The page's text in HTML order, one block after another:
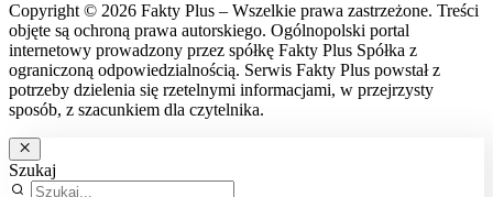
Copyright © 2026 Fakty Plus – Wszelkie prawa zastrzeżone. Treści
objęte są ochroną prawa autorskiego. Ogólnopolski portal
internetowy prowadzony przez spółkę Fakty Plus Spółka z
ograniczoną odpowiedzialnością. Serwis Fakty Plus powstał z
potrzeby dzielenia się rzetelnymi informacjami, w przejrzysty
sposób, z szacunkiem dla czytelnika.
Szukaj